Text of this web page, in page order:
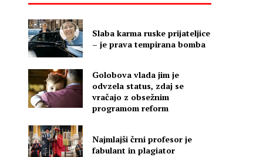
Slaba karma ruske prijateljice
– je prava tempirana bomba
Golobova vlada jim je
odvzela status, zdaj se
vračajo z obsežnim
programom reform
Najmlajši črni profesor je
fabulant in plagiator